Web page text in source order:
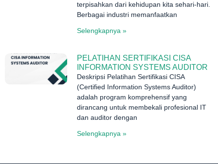
terpisahkan dari kehidupan kita sehari-hari.
Berbagai industri memanfaatkan
Selengkapnya »
PELATIHAN SERTIFIKASI CISA
INFORMATION SYSTEMS AUDITOR
Deskripsi Pelatihan Sertifikasi CISA
(Certified Information Systems Auditor)
adalah program komprehensif yang
dirancang untuk membekali profesional IT
dan auditor dengan
Selengkapnya »